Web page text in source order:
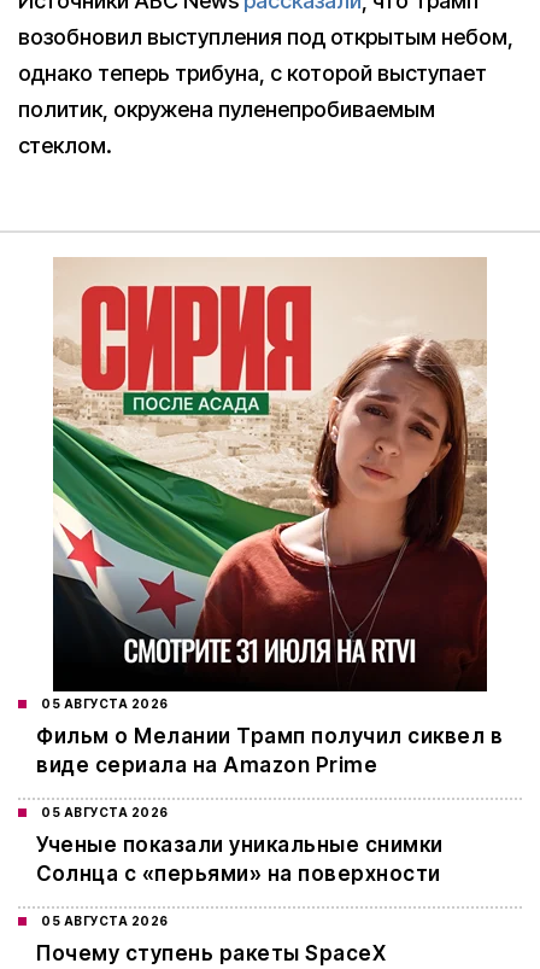
возобновил выступления под открытым небом,
однако теперь трибуна, с которой выступает
политик, окружена пуленепробиваемым
стеклом.
05 АВГУСТА 2026
Фильм о Мелании Трамп получил сиквел в
виде сериала на Amazon Prime
05 АВГУСТА 2026
Ученые показали уникальные снимки
Солнца с «перьями» на поверхности
05 АВГУСТА 2026
Почему ступень ракеты SpaceX